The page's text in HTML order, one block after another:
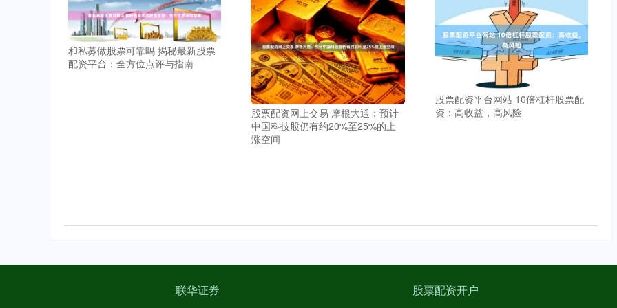
和私募做股票可靠吗 揭秘最新股票
配资平台：全方位点评与指南
股票配资网上交易 摩根大通：预计
中国科技股仍有约20%至25%的上
涨空间
股票配资平台网站 10倍杠杆股票配
资：高收益，高风险
联华证券 股票配资开户